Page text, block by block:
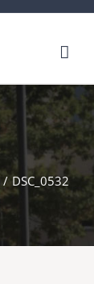
/ DSC_0532